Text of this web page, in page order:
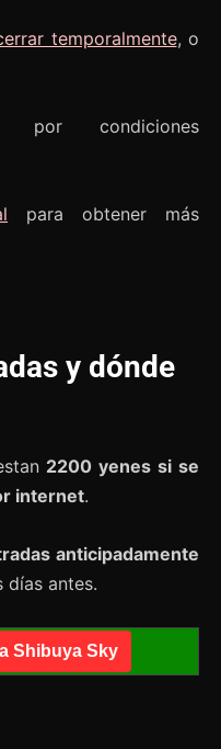
temporalmente, o
por condiciones
para obtener más
y dónde
2200 yenes si se
internet.
anticipadamente
días antes.
Shibuya Sky